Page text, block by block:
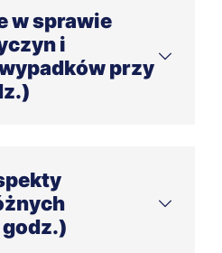
obowiązki pracownika
szkoleń wstępnych i
stosunku pracy (8
w sprawie
i
przy
dokumentacji
dochodzeń